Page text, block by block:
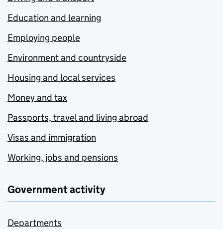
Education and learning
Employing people
Environment and countryside
Housing and local services
Money and tax
Passports, travel and living abroad
Visas and immigration
Working, jobs and pensions
Government activity
Departments